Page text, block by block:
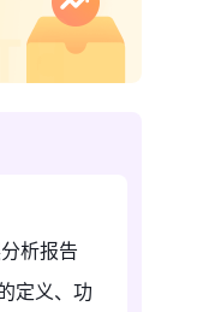
析报告
定义、功